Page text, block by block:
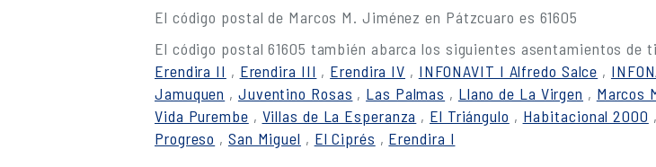
El código postal de Marcos M. Jiménez en Pátzcuaro es 61605
El código postal 61605 también abarca los siguientes asentamientos de
Erendira II , Erendira III , Erendira IV , INFONAVIT I Alfredo Salce ,
Jamuquen , Juventino Rosas , Las Palmas , Llano de La Virgen , Marcos
Vida Purembe , Villas de La Esperanza , El Triángulo , Habitacional 2000 ,
Progreso , San Miguel , El Ciprés , Erendira I